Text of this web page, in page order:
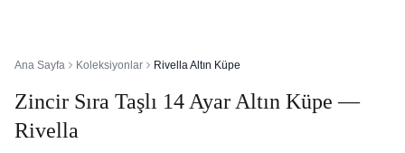
Ana Sayfa Koleksiyonlar Rivella Altın Küpe
Zincir Sıra Taşlı 14 Ayar Altın Küpe —
Rivella